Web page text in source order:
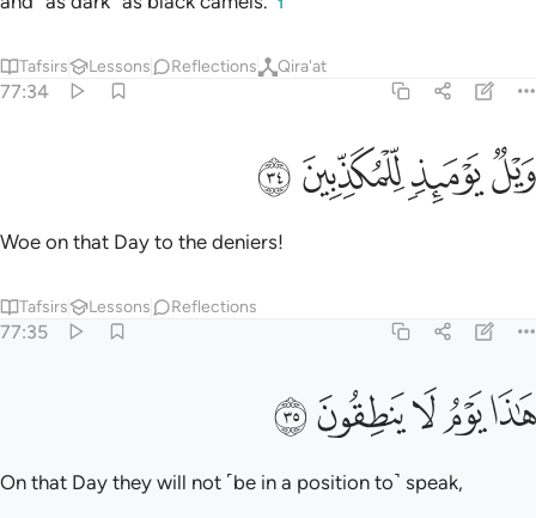
1
Tafsirs Lessons Reflections Qira'at
77:34
ويل يوميذ للمكذبين ٣٤
وَيْلٌۭ يَوْمَئِذٍۢ لِّلْمُكَذِّبِينَ ٣٤
ﲊﲋﲌﲍ
Woe on that Day to the deniers!
Tafsirs Lessons Reflections
77:35
هاذا يوم لا ينطقون ٣٥
هَـٰذَا يَوْمُ لَا يَنطِقُونَ ٣٥
ﲎﲏﲐﲑﲒ
On that Day they will not ˹be in a position to˺ speak,